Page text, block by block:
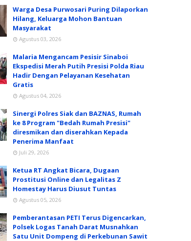
Warga Desa Purwosari Puring Dilaporkan
Hilang, Keluarga Mohon Bantuan
Masyarakat
Agustus 03, 2026
Malaria Mengancam Pesisir Sinaboi
Ekspedisi Merah Putih Presisi Polda Riau
Hadir Dengan Pelayanan Kesehatan
Gratis
Agustus 04, 2026
Sinergi Polres Siak dan BAZNAS, Rumah
ke 8 Program "Bedah Rumah Presisi"
diresmikan dan diserahkan Kepada
Penerima Manfaat
Juli 29, 2026
Ketua RT Angkat Bicara, Dugaan
Prostitusi Online dan Legalitas Z
Homestay Harus Diusut Tuntas
Agustus 05, 2026
Pemberantasan PETI Terus Digencarkan,
Polsek Logas Tanah Darat Musnahkan
Satu Unit Dompeng di Perkebunan Sawit